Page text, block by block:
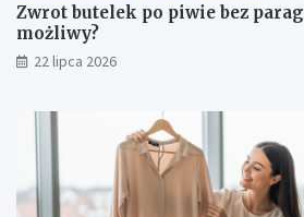
Zwrot butelek po piwie bez
możliwy?
22 lipca 2026